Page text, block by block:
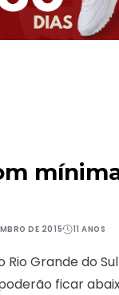
DE 2015 11 ANOS
Grande do
ficar